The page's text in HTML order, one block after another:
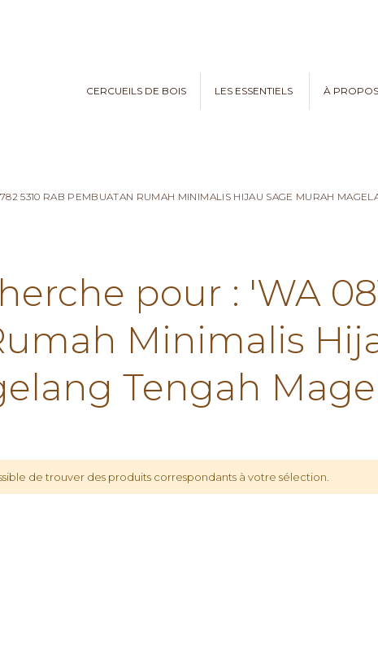
CERCUEILS DE BOIS LES ESSENTIELS À PROPOS
5310 RAB PEMBUATAN RUMAH MINIMALIS HIJAU SAGE MURAH
pour : 'WA
Minimalis
Tengah
de trouver des produits correspondants à votre sélection.